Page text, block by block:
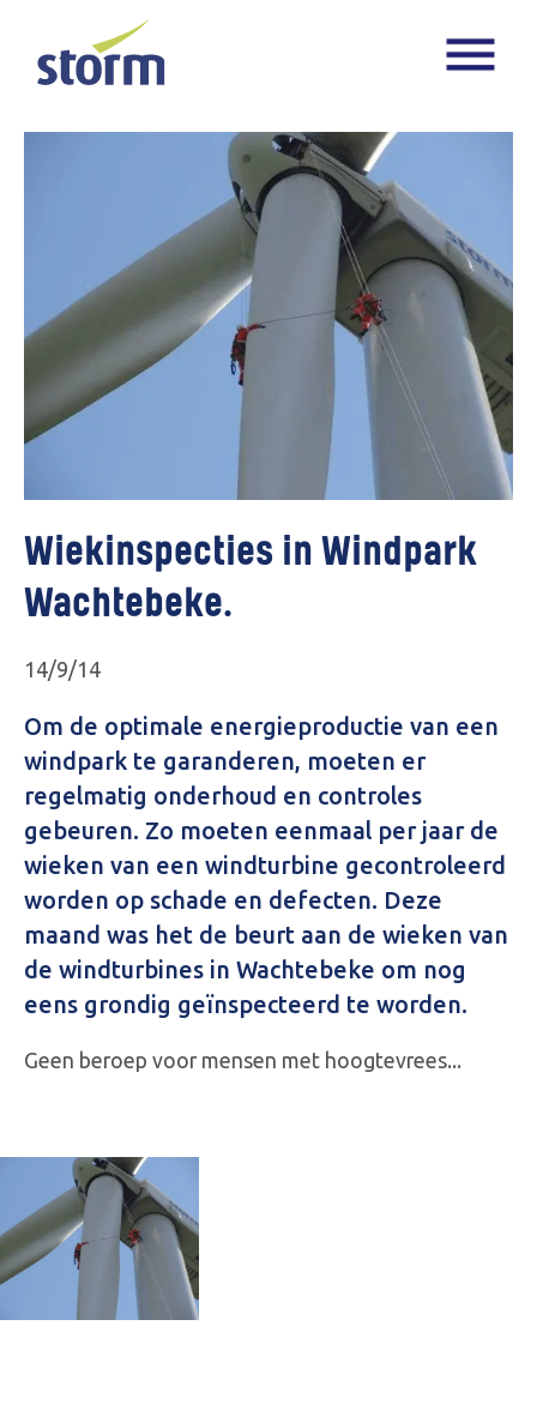
Wiekinspecties in Windpark
Wachtebeke.
14/9/14
Om de optimale energieproductie van een
windpark te garanderen, moeten er
regelmatig onderhoud en controles
gebeuren. Zo moeten eenmaal per jaar de
wieken van een windturbine gecontroleerd
worden op schade en defecten. Deze
maand was het de beurt aan de wieken van
de windturbines in Wachtebeke om nog
eens grondig geïnspecteerd te worden.
Geen beroep voor mensen met hoogtevrees...